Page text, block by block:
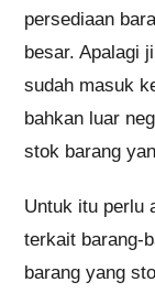
persediaan
besar. Apalagi
sudah masuk
bahkan luar
stok barang
Untuk itu perlu
terkait barang-
barang yang